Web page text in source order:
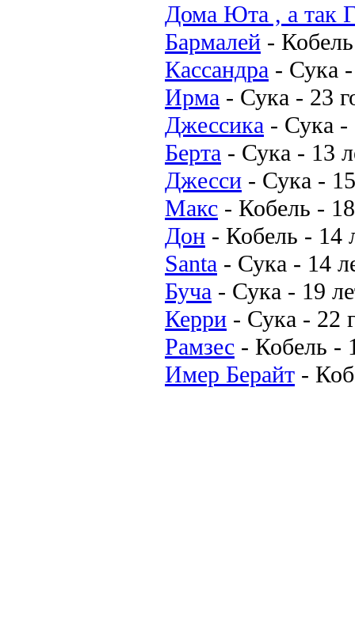
Дома Юта , а так
Бармалей - Кобель
Кассандра - Сука
Ирма - Сука - 23
Джессика - Сука -
Берта - Сука - 13
Джесси - Сука -
Макс - Кобель -
Дон - Кобель - 14
Santa - Сука - 14
Буча - Сука - 19
Керри - Сука - 22
Рамзес - Кобель -
Имер Берайт -